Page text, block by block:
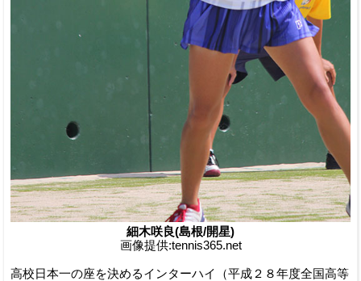
細木咲良(島根/開星)
画像提供:tennis365.net
高校日本一の座を決めるインターハイ（平成２８年度全国高等